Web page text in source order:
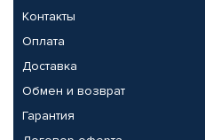
Контакты
Оплата
Доставка
Обмен и возврат
Гарантия